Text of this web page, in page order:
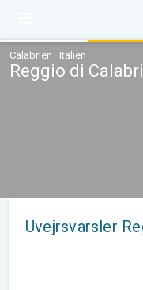
Calabrien · Italien
Reggio di
Uvejrsvarsler